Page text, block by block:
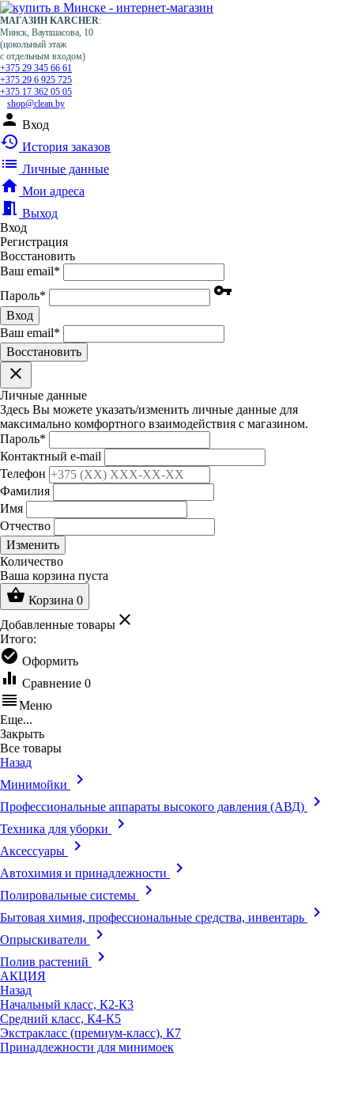
МАГАЗИН KARCHER:
Минск, Ваупшасова, 10
(цокольный этаж
с отдельным входом)
+375 29 345 66 61
+375 29 6 925 725
+375 17 362 05 05
shop@clean.by
person Вход
history История заказов
list Личные данные
home Мои адреса
meeting_room Выход
Вход
Регистрация
Восстановить
Ваш email*
Пароль* vpn_key
Вход
Ваш email*
Воcстановить
clear
Личные данные
Здесь Вы можете указать/изменить личные данные для
максимально комфортного взаимодействия с магазином.
Пароль*
Контактный e-mail
Телефон
Фамилия
Имя
Отчество
Изменить
Количество
Ваша корзина пуста
shopping_basket Корзина 0
Добавленные товары clear
Итого:
check_circle Оформить
equalizer Сравнение 0
reorderМеню
Еще...
Закрыть
Все товары
Назад
Минимойки
keyboard_arrow_right
Профессиональные аппараты высокого давления (АВД) keyboard_arrow_right
Техника для уборки keyboard_arrow_right
Аксессуары keyboard_arrow_right
Автохимия и принадлежности keyboard_arrow_right
Полировальные системы keyboard_arrow_right
Бытовая химия, профессиональные средства, инвентарь keyboard_arrow_right
Опрыскиватели keyboard_arrow_right
Полив растений keyboard_arrow_right
АКЦИЯ
Назад
Начальный класс, К2-К3
Средний класс, К4-К5
Экстракласс (премиум-класс), К7
Принадлежности для минимоек